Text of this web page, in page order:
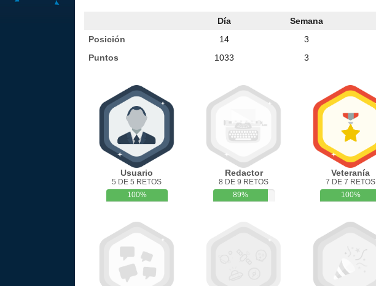
Día Semana
Posición
14 3
Puntos
1033 3
Usuario
5 DE 5 RETOS
100%
Redactor
8 DE 9 RETOS
89%
Veteranía
7 DE 7 RETOS
100%